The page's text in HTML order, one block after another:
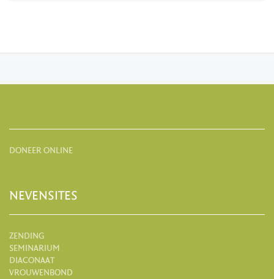
DONEER ONLINE
NEVENSITES
ZENDING
SEMINARIUM
DIACONAAT
VROUWENBOND